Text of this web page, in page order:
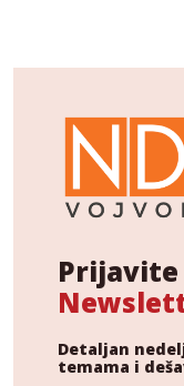
Prijavite
Detaljan
temama i